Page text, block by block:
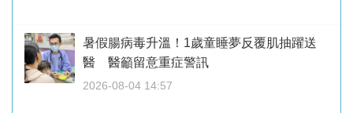
暑假腸病毒升溫！1歲童睡夢反覆肌抽躍送
醫 醫籲留意重症警訊
2026-08-04 14:57